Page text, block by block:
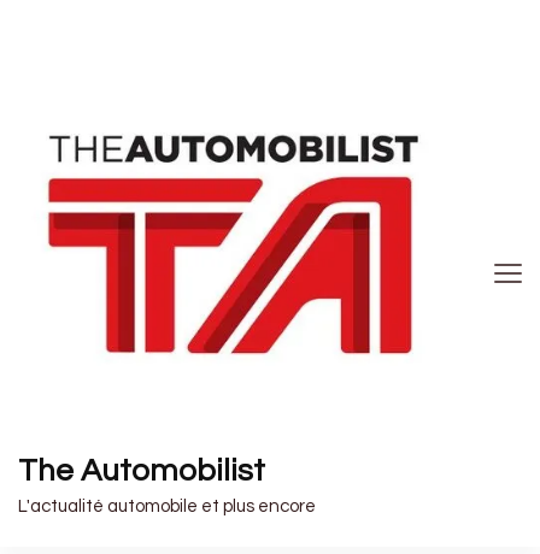
The Automobilist
L'actualité automobile et plus encore